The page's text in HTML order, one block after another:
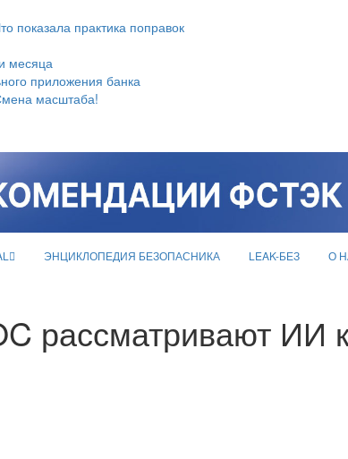
показала практика поправок
месяца
приложения банка
масштаба!
ЭНЦИКЛОПЕДИЯ БЕЗОПАСНИКА LEAK-БЕЗ О
рассматривают ИИ